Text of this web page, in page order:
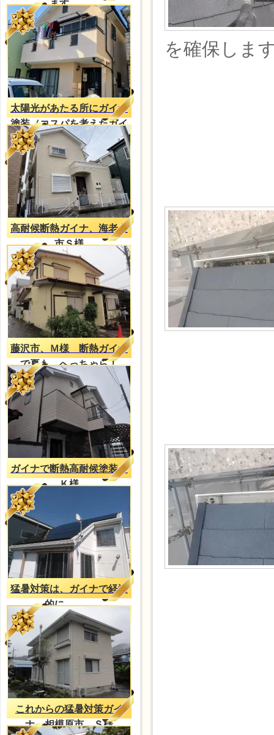
ます。。
太陽光があたる所にガイナ
塗装（コスパを考えたガイ
ナ塗装）
高耐候断熱ガイナ、海老名
市Ｓ様
藤沢市、Ｍ様 断熱ガイナ
で夏も、へっちゃら！
ガイナで断熱高耐候塗装、
Ｋ様
猛暑対策は、ガイナで経済
的に。。。
これからの猛暑対策ガイ
ナ 相模原市 Ｓ様
を確保しま